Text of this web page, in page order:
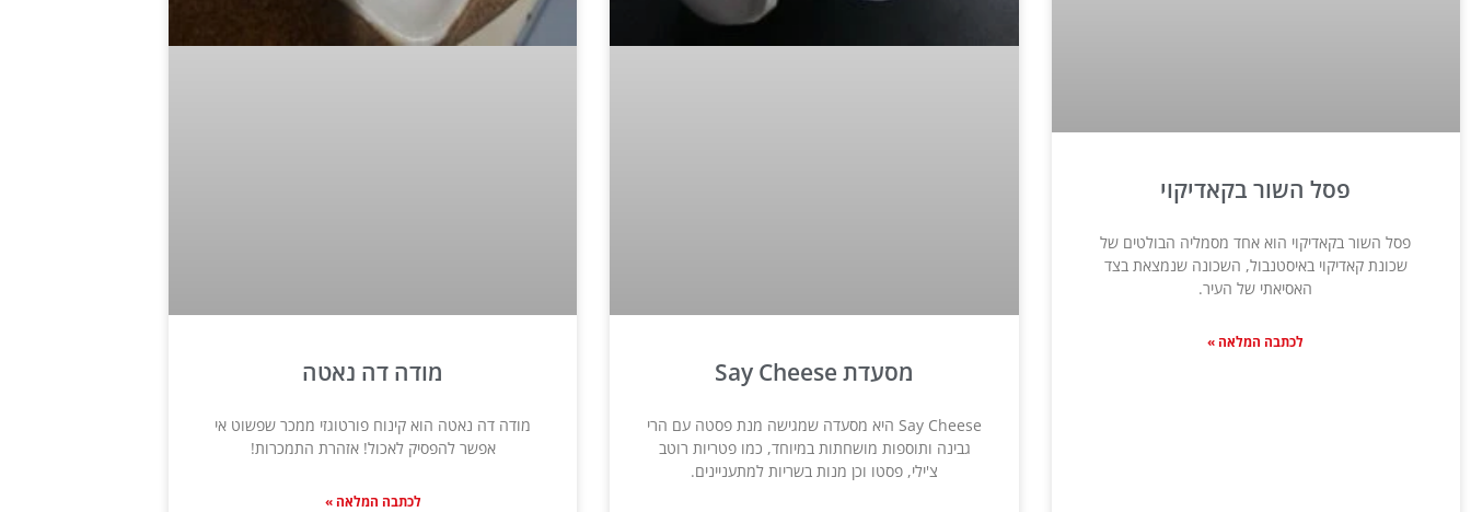
פסל השור בקאדיקוי
פסל השור בקאדיקוי הוא אחד מסמליה הבולטים של
שכונת קאדיקוי באיסטנבול, השכונה שנמצאת בצד
האסיאתי של העיר.
לכתבה המלאה »
מסעדת Say Cheese
Say Cheese היא מסעדה שמגישה מנת פסטה עם הרי
גבינה ותוספות מושחתות במיוחד, כמו פטריות רוטב
צ'ילי, פסטו וכן מנות בשריות למתעניינים.
מודה דה נאטה
מודה דה נאטה הוא קינוח פורטוגזי ממכר שפשוט אי
אפשר להפסיק לאכול! אזהרת התמכרות!
לכתבה המלאה »